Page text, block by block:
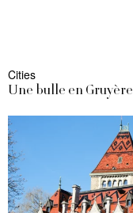
Cities
Une bulle en Gruyère